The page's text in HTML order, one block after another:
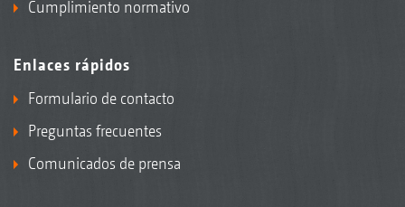
Cumplimiento normativo
Enlaces rápidos
Formulario de contacto
Preguntas frecuentes
Comunicados de prensa